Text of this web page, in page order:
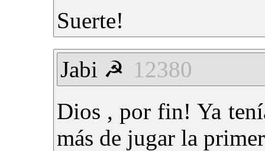
Suerte!
Jabi ☭ 12380
Dios , por fin! Ya
más de jugar la